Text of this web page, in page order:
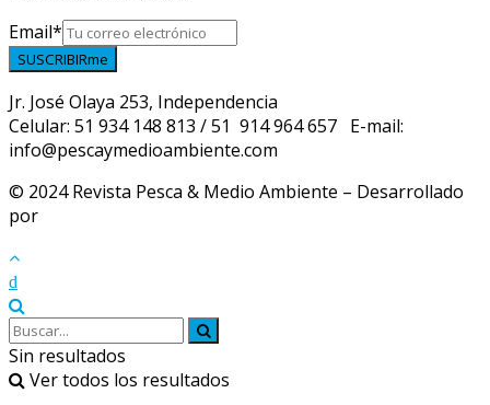
Email*
SUSCRIBIRme
Jr. José Olaya 253, Independencia
Celular: 51 934 148 813 / 51 914 964 657 E-mail:
info@pescaymedioambiente.com
© 2024 Revista Pesca & Medio Ambiente – Desarrollado
por
Sin resultados
Ver todos los resultados